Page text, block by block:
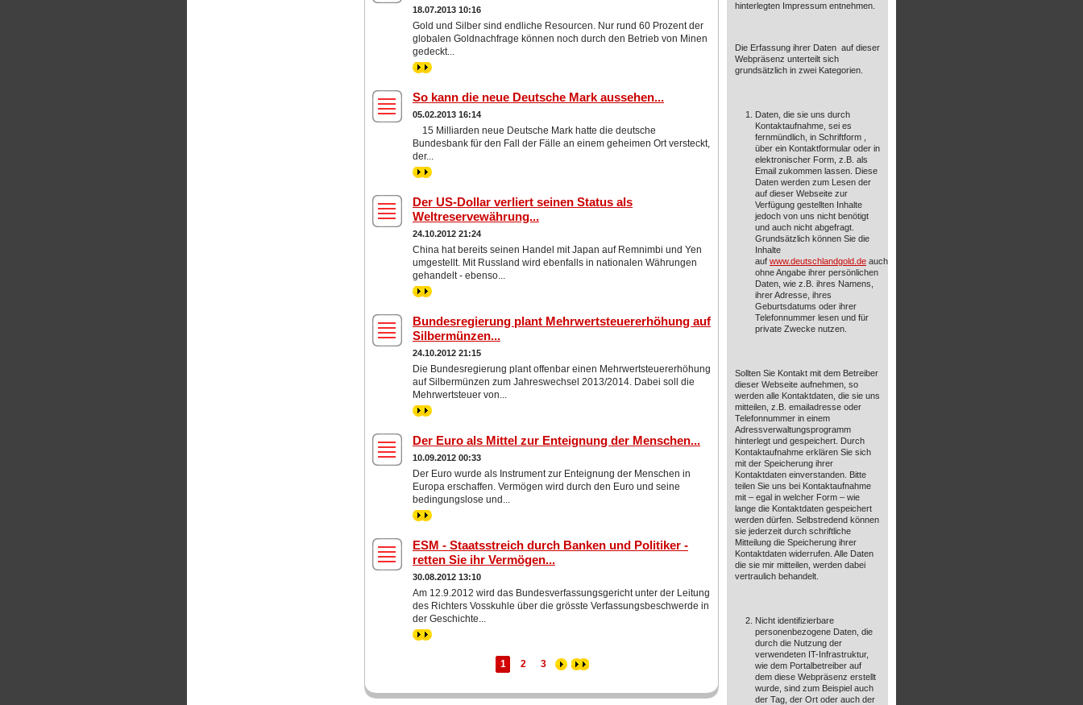
18.07.2013 10:16
Gold und Silber sind endliche Resourcen. Nur rund 60 Prozent der
globalen Goldnachfrage können noch durch den Betrieb von Minen
gedeckt...
>>
So kann die neue Deutsche Mark aussehen...
05.02.2013 16:14
15 Milliarden neue Deutsche Mark hatte die deutsche
Bundesbank für den Fall der Fälle an einem geheimen Ort versteckt,
der...
>>
Der US-Dollar verliert seinen Status als
Weltreservewährung...
24.10.2012 21:24
China hat bereits seinen Handel mit Japan auf Remnimbi und Yen
umgestellt. Mit Russland wird ebenfalls in nationalen Währungen
gehandelt - ebenso...
>>
Bundesregierung plant Mehrwertsteuererhöhung auf
Silbermünzen...
24.10.2012 21:15
Die Bundesregierung plant offenbar einen Mehrwertsteuererhöhung
auf Silbermünzen zum Jahreswechsel 2013/2014. Dabei soll die
Mehrwertsteuer von...
>>
Der Euro als Mittel zur Enteignung der Menschen...
10.09.2012 00:33
Der Euro wurde als Instrument zur Enteignung der Menschen in
Europa erschaffen. Vermögen wird durch den Euro und seine
bedingungslose und...
>>
ESM - Staatsstreich durch Banken und Politiker -
retten Sie ihr Vermögen...
30.08.2012 13:10
Am 12.9.2012 wird das Bundesverfassungsgericht unter der Leitung
des Richters Vosskuhle über die grösste Verfassungsbeschwerde in
der Geschichte...
>>
1 2 3
hinterlegten Impressum entnehmen.
Die Erfassung ihrer Daten auf dieser
Webpräsenz unterteilt sich
grundsätzlich in zwei Kategorien.
Daten, die sie uns durch
Kontaktaufnahme, sei es
fernmündlich, in Schriftform ,
über ein Kontaktformular oder in
elektronischer Form, z.B. als
Email zukommen lassen. Diese
Daten werden zum Lesen der
auf dieser Webseite zur
Verfügung gestellten Inhalte
jedoch von uns nicht benötigt
und auch nicht abgefragt.
Grundsätzlich können Sie die
Inhalte
auf www.deutschlandgold.de auch
ohne Angabe ihrer persönlichen
Daten, wie z.B. ihres Namens,
ihrer Adresse, ihres
Geburtsdatums oder ihrer
Telefonnummer lesen und für
private Zwecke nutzen.
Sollten Sie Kontakt mit dem Betreiber
dieser Webseite aufnehmen, so
werden alle Kontaktdaten, die sie uns
mitteilen, z.B. emailadresse oder
Telefonnummer in einem
Adressverwaltungsprogramm
hinterlegt und gespeichert. Durch
Kontaktaufnahme erklären Sie sich
mit der Speicherung ihrer
Kontaktdaten einverstanden. Bitte
teilen Sie uns bei Kontaktaufnahme
mit – egal in welcher Form – wie
lange die Kontaktdaten gespeichert
werden dürfen. Selbstredend können
sie jederzeit durch schriftliche
Mitteilung die Speicherung ihrer
Kontaktdaten widerrufen. Alle Daten
die sie mir mitteilen, werden dabei
vertraulich behandelt.
Nicht identifizierbare
personenbezogene Daten, die
durch die Nutzung der
verwendeten IT-Infrastruktur,
wie dem Portalbetreiber auf
dem diese Webpräsenz erstellt
wurde, sind zum Beispiel auch
der Tag, der Ort oder auch der